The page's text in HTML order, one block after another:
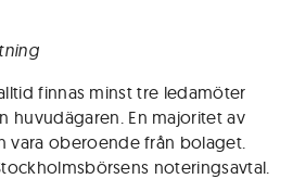
finnas minst tre ledamöter
huvudägaren. En majoritet av
vara oberoende från bolaget.
noteringsavtal.